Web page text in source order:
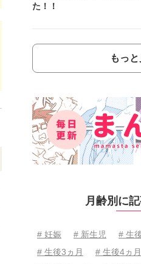
た！！
もっ
月齢別に
# 妊娠 # 新生児 # 生
# 生後3ヵ月
# 生後4ヵ月